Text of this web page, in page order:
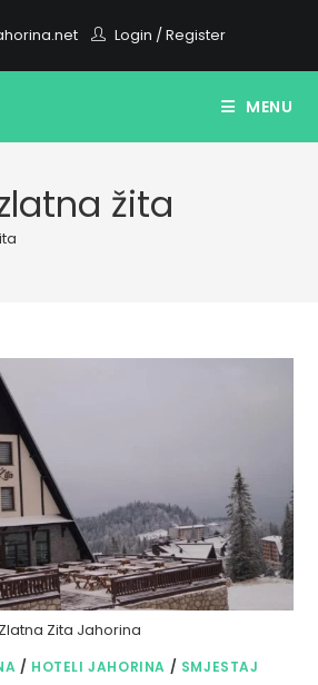
Login /Register
MENU
žita
Zlatna Zita Jahorina
/ HOTELI JAHORINA / SMJESTAJ